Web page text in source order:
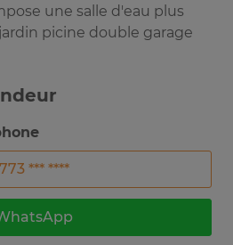
une salle d'eau plus
picine double garage
773 *** ****